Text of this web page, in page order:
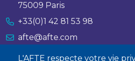
L'AFTE respecte votre vie
75009 Paris
+33(0)1 42 81 53 98
afte@afte.com
Nous contacter